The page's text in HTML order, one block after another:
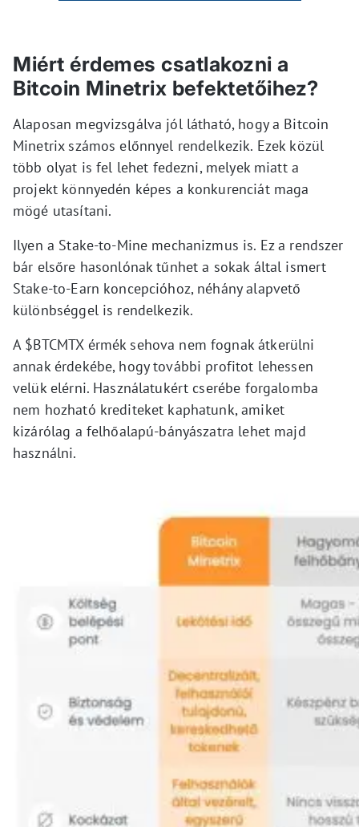
Miért érdemes csatlakozni a
Bitcoin Minetrix befektetőihez?
Alaposan megvizsgálva jól látható, hogy a Bitcoin
Minetrix számos előnnyel rendelkezik. Ezek közül
több olyat is fel lehet fedezni, melyek miatt a
projekt könnyedén képes a konkurenciát maga
mögé utasítani.
Ilyen a Stake-to-Mine mechanizmus is. Ez a rendszer
bár elsőre hasonlónak tűnhet a sokak által ismert
Stake-to-Earn koncepcióhoz, néhány alapvető
különbséggel is rendelkezik.
A $BTCMTX érmék sehova nem fognak átkerülni
annak érdekébe, hogy további profitot lehessen
velük elérni. Használatukért cserébe forgalomba
nem hozható krediteket kaphatunk, amiket
kizárólag a felhőalapú-bányászatra lehet majd
használni.